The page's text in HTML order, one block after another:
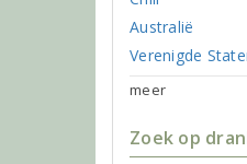
Australië
Verenigde
meer
Zoek op